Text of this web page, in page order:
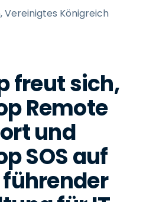
Vereinigtes Königreich
freut sich,
Remote
und
SOS auf
führender